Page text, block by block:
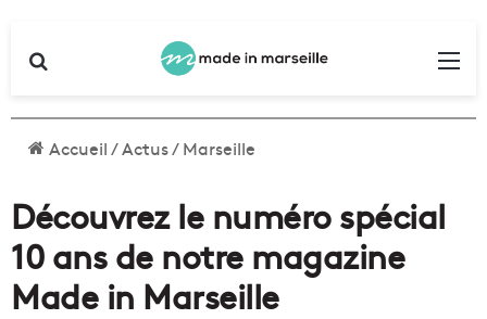
Accueil/Actus/Marseille
Découvrez le numéro spécial
10 ans de notre magazine
Made in Marseille